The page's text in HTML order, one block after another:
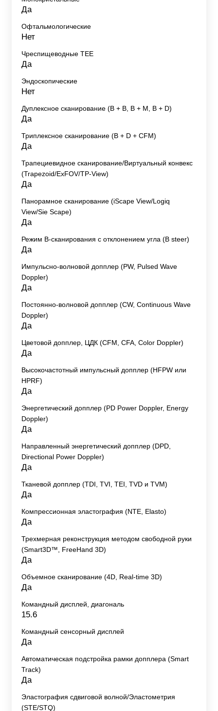
Да
Офтальмологические
Нет
Чреспищеводные TEE
Да
Эндоскопические
Нет
Дуплексное сканирование (В + В, В + М, В + D)
Да
Триплексное сканирование (В + D + CFM)
Да
Трапециевидное сканирование/Виртуальный конвекс
(Trapezoid/ExFOV/TP-View)
Да
Панорамное сканирование (iScape View/Logiq
View/Sie Scape)
Да
Режим B-сканирования с отклонением угла (B steer)
Да
Импульсно-волновой допплер (PW, Pulsed Wave
Doppler)
Да
Постоянно-волновой допплер (CW, Continuous Wave
Doppler)
Да
Цветовой допплер, ЦДК (CFM, CFA, Color Doppler)
Да
Высокочастотный импульсный допплер (HFPW или
HPRF)
Да
Энергетический допплер (PD Power Doppler, Energy
Doppler)
Да
Направленный энергетический допплер (DPD,
Directional Power Doppler)
Да
Тканевой допплер (TDI, TVI, TEI, TVD и TVM)
Да
Компрессионная эластография (NTE, Elasto)
Да
Трехмерная реконструкция методом свободной руки
(Smart3D™, FreeHand 3D)
Да
Объемное сканирование (4D, Real-time 3D)
Да
Командный дисплей, диагональ
15.6
Командный сенсорный дисплей
Да
Автоматическая подстройка рамки допплера (Smart
Track)
Да
Эластография сдвиговой волной/Эластометрия
(STE/STQ)